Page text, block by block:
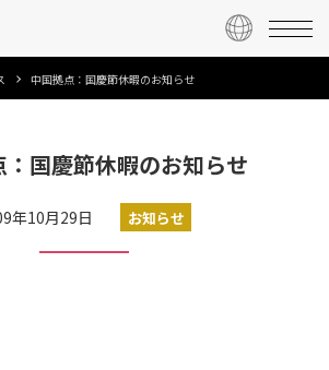
中国拠点：国慶節休暇のお知らせ
：国慶節休暇のお知らせ
年10月29日 お知らせ